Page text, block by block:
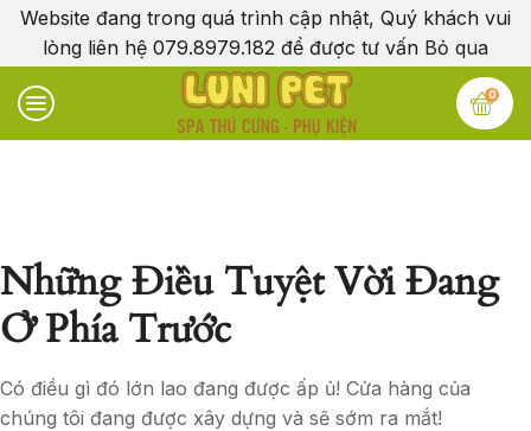
Website đang trong quá trình cập nhật, Quý khách vui
lòng liên hệ 079.8979.182 để được tư vấn Bỏ qua
0
Những Điều Tuyệt Vời Đang
Ở Phía Trước
Có điều gì đó lớn lao đang được ấp ủ! Cửa hàng của
chúng tôi đang được xây dựng và sẽ sớm ra mắt!